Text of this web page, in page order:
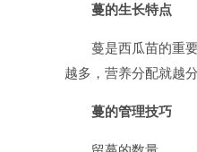
蔓的生长特点
蔓是西瓜苗的重
越多，营养分配就越
蔓的管理技巧